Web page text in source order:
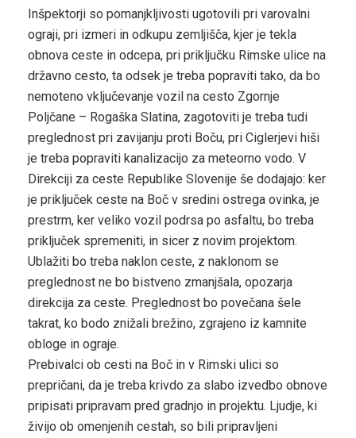
Inšpektorji so pomanjkljivosti ugotovili pri varovalni
ograji, pri izmeri in odkupu zemljišča, kjer je tekla
obnova ceste in odcepa, pri priključku Rimske ulice na
državno cesto, ta odsek je treba popraviti tako, da bo
nemoteno vključevanje vozil na cesto Zgornje
Poljčane – Rogaška Slatina, zagotoviti je treba tudi
preglednost pri zavijanju proti Boču, pri Ciglerjevi hiši
je treba popraviti kanalizacijo za meteorno vodo. V
Direkciji za ceste Republike Slovenije še dodajajo: ker
je priključek ceste na Boč v sredini ostrega ovinka, je
prestrm, ker veliko vozil podrsa po asfaltu, bo treba
priključek spremeniti, in sicer z novim projektom.
Ublažiti bo treba naklon ceste, z naklonom se
preglednost ne bo bistveno zmanjšala, opozarja
direkcija za ceste. Preglednost bo povečana šele
takrat, ko bodo znižali brežino, zgrajeno iz kamnite
obloge in ograje.
Prebivalci ob cesti na Boč in v Rimski ulici so
prepričani, da je treba krivdo za slabo izvedbo obnove
pripisati pripravam pred gradnjo in projektu. Ljudje, ki
živijo ob omenjenih cestah, so bili pripravljeni